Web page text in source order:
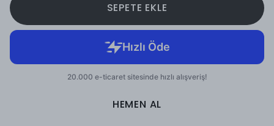
SEPETE EKLE
HEMEN AL